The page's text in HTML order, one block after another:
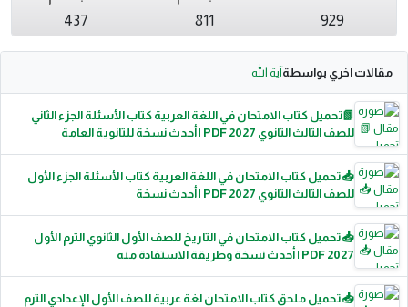
929
811
437
مقالات اخري بواسطةآية الله
📗تحميل كتاب الامتحان في اللغة العربية كتاب الأسئلة الجزء الثاني
للصف الثالث الثانوي 2027 PDF | أحدث نسخة للثانوية العامة
📥 تحميل كتاب الامتحان في اللغة العربية كتاب الأسئلة الجزء الأول
للصف الثالث الثانوي 2027 PDF | أحدث نسخة
📥 تحميل كتاب الامتحان في التاريخ للصف الأول الثانوي الترم الأول
2027 PDF | أحدث نسخة وطريقة الاستفادة منه
📥 تحميل ملحق كتاب الامتحان لغة عربية للصف الأول الإعدادي الترم